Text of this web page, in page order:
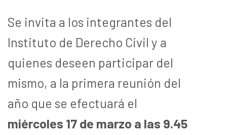
Se invita a los integrantes del
Instituto de Derecho Civil y a
quienes deseen participar del
mismo, a la primera reunión del
año que se efectuará el
miércoles 17 de marzo a las 9.45